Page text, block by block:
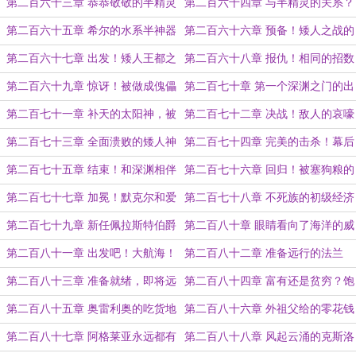
第二百六十三章 恭恭敬敬的半精灵
使团
第二百六十四章 与半精灵的关系？
别打死就行
第二百六十五章 希尔的水系半神器 第二百六十六章 预备！矮人之战的
开始
第二百六十七章 出发！矮人王都之
外
第二百六十八章 报仇！相同的招数
只是来送死！
第二百六十九章 惊讶！被做成傀儡
的金矮人！
第二百七十章 第一个深渊之门的出
现
第二百七十一章 补天的太阳神，被
拦截的矮人船！
第二百七十二章 决战！敌人的哀嚎
永远都值得庆祝
第二百七十三章 全面溃败的矮人神
系
第二百七十四章 完美的击杀！幕后
黑手！
第二百七十五章 结束！和深渊相伴
的未来
第二百七十六章 回归！被塞狗粮的
希尔
第二百七十七章 加冕！默克尔和爱
丽丝的王者之路
第二百七十八章 不死族的初级经济
战
第二百七十九章 新任佩拉斯特伯爵
的出现
第二百八十章 眼睛看向了海洋的威
廉
第二百八十一章 出发吧！大航海！ 第二百八十二章 准备远行的法兰
第二百八十三章 准备就绪，即将远
行的希尔
第二百八十四章 富有还是贫穷？饱
受刺激的希尔
第二百八十五章 奥雷利奥的吃货地
图
第二百八十六章 外祖父给的零花钱
第二百八十七章 阿格莱亚永远都有 第二百八十八章 风起云涌的克斯洛